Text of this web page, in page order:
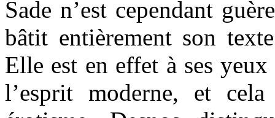
Sade n’est cependant
bâtit entièrement son
Elle est en effet à ses
l’esprit moderne, et